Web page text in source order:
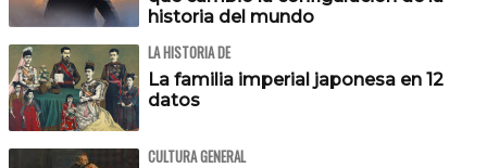
historia del mundo
LA HISTORIA DE
La familia imperial japonesa en 12
datos
CULTURA GENERAL